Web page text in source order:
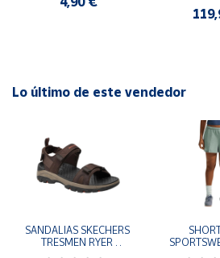
Lo último de este vendedor
SANDALIAS SKECHERS
TRESMEN RYER